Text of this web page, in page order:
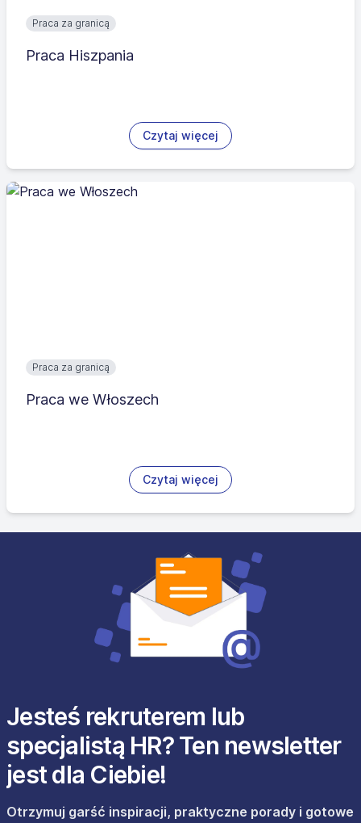
Praca za granicą
Praca Hiszpania
Czytaj więcej
Praca za granicą
Praca we Włoszech
Czytaj więcej
Jesteś rekruterem lub
specjalistą HR? Ten newsletter
jest dla Ciebie!
Otrzymuj garść inspiracji, praktyczne porady i gotowe